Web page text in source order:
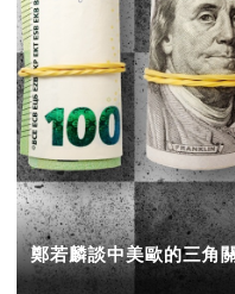
鄭若麟談中美歐的三角